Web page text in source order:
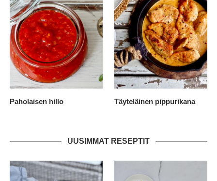
Paholaisen hillo Täyteläinen pippurikana
UUSIMMAT RESEPTIT